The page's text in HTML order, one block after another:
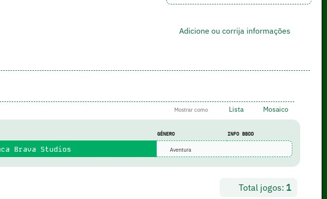
Adicione ou corrija informações
Mostrar como Lista Mosaico
GÉNERO INFO BBDD
Brava Studios Aventura
Total jogos: 1